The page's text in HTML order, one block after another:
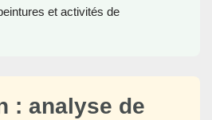
et activités de
: analyse de